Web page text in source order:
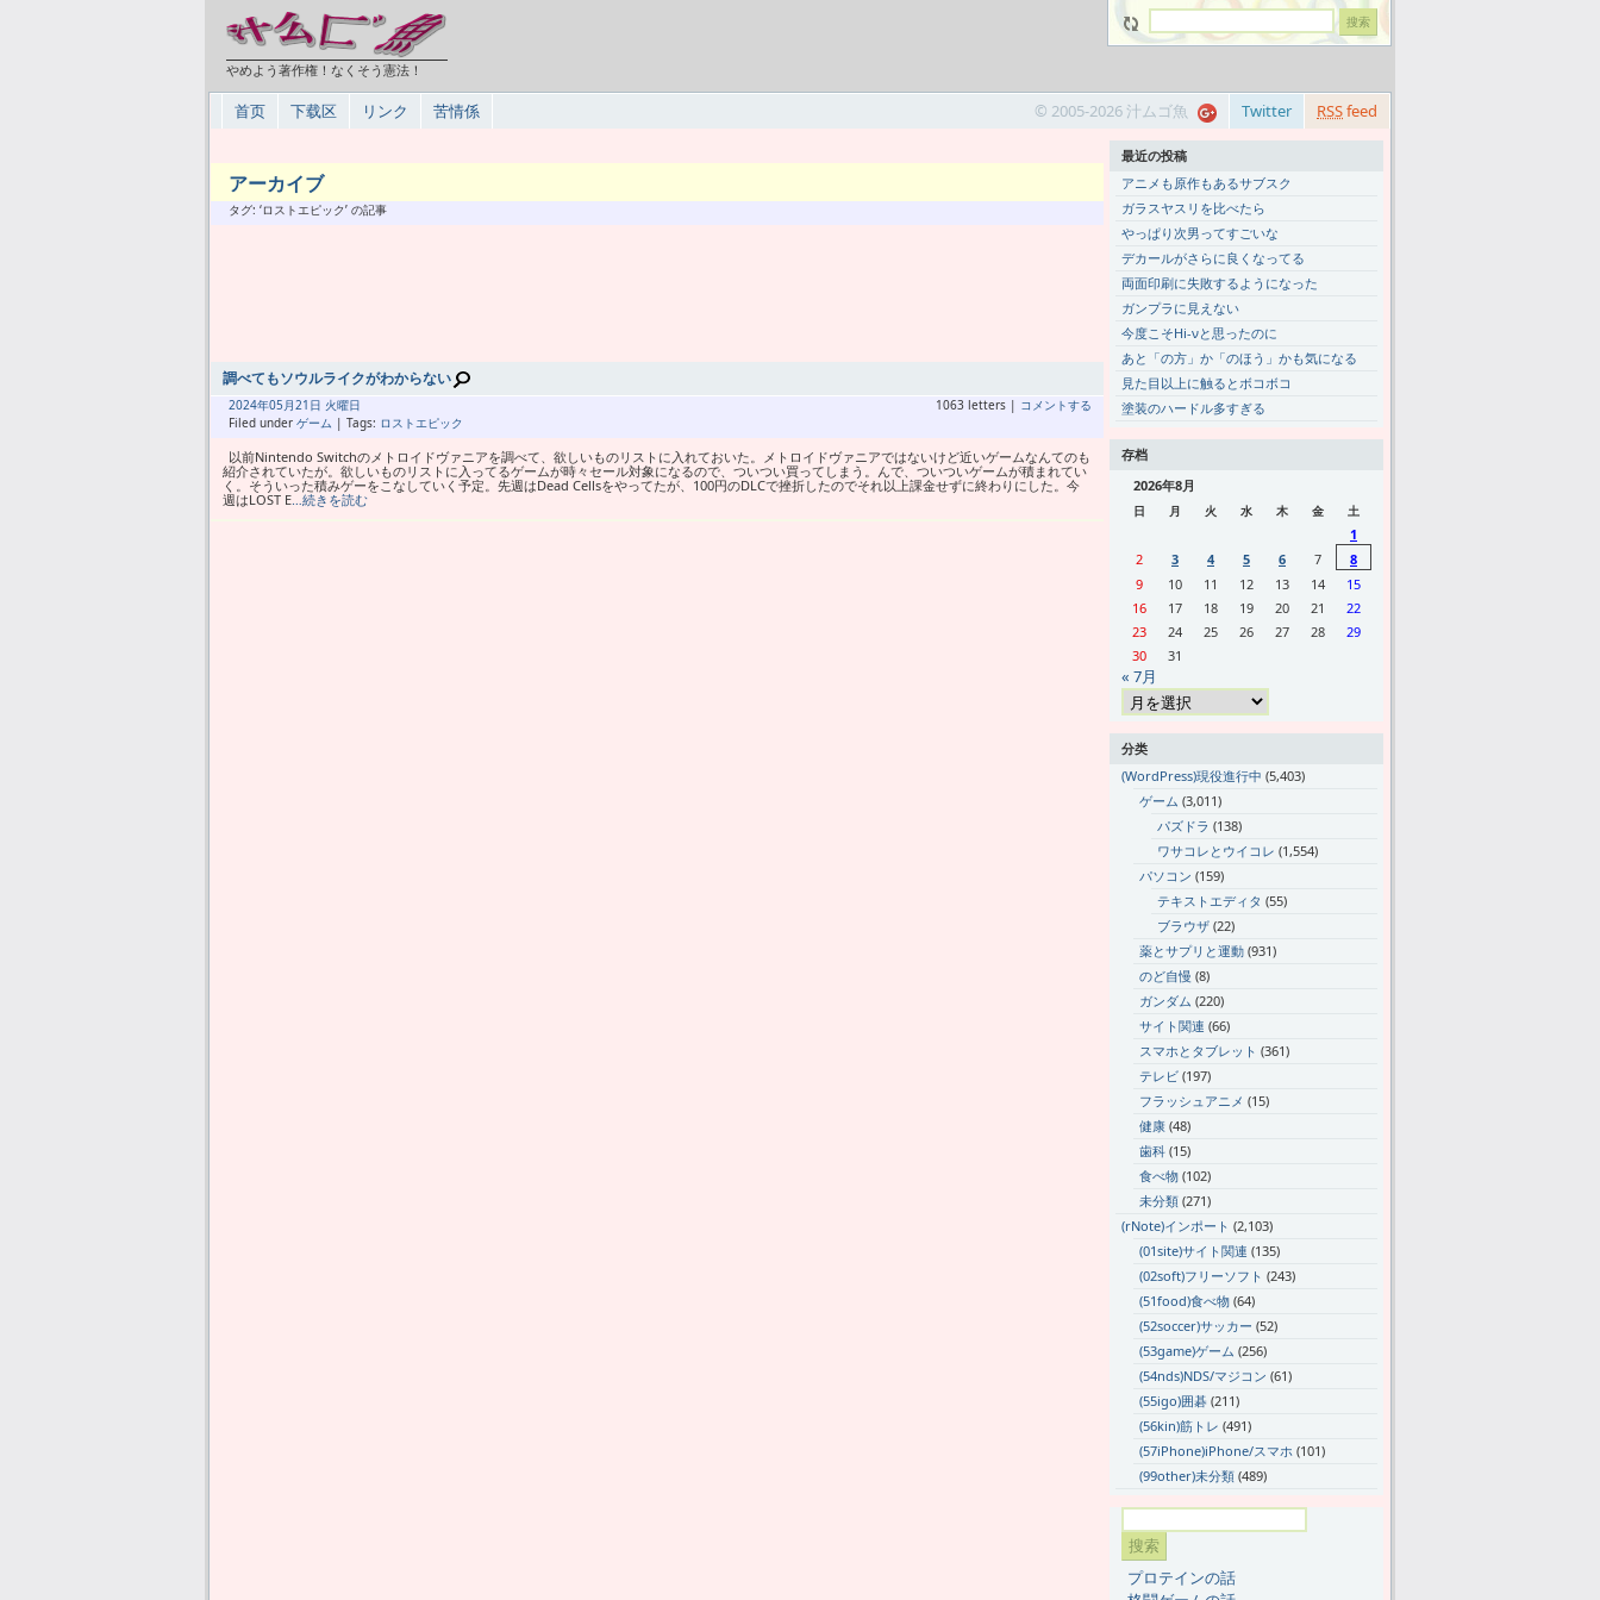
やめよう著作権！なくそう憲法！
首页 下载区 リンク 苦情係 RSSfeed
Twitter
© 2005-2026 汁ムゴ魚
アーカイブ
タグ: ‘ロストエピック’ の記事
調べてもソウルライクがわからない
2024年05月21日 火曜日
Filed under ゲーム | Tags: ロストエピック
1063 letters | コメントする
以前Nintendo Switchのメトロイドヴァニアを調べて、欲しいものリストに入れておいた。メトロイドヴァニアではないけど近いゲームなんてのも
紹介されていたが。欲しいものリストに入ってるゲームが時々セール対象になるので、ついつい買ってしまう。んで、ついついゲームが積まれてい
く。そういった積みゲーをこなしていく予定。先週はDead Cellsをやってたが、100円のDLCで挫折したのでそれ以上課金せずに終わりにした。今
週はLOST E…続きを読む
最近の投稿
アニメも原作もあるサブスク
ガラスヤスリを比べたら
やっぱり次男ってすごいな
デカールがさらに良くなってる
両面印刷に失敗するようになった
ガンプラに見えない
今度こそHi-νと思ったのに
あと「の方」か「のほう」かも気になる
見た目以上に触るとボコボコ
塗装のハードル多すぎる
存档
2026年8月
日 月 火 水 木 金 土
1
2
3 4 5 6 7
8
9
10 11 12 13 14
15
16
17 18 19 20 21
22
23
24 25 26 27 28
29
30
31
« 7月
分类
(WordPress)現役進行中 (5,403)
ゲーム (3,011)
パズドラ (138)
ワサコレとウイコレ (1,554)
パソコン (159)
テキストエディタ (55)
ブラウザ (22)
薬とサプリと運動 (931)
のど自慢 (8)
ガンダム (220)
サイト関連 (66)
スマホとタブレット (361)
テレビ (197)
フラッシュアニメ (15)
健康 (48)
歯科 (15)
食べ物 (102)
未分類 (271)
(rNote)インポート (2,103)
(01site)サイト関連 (135)
(02soft)フリーソフト (243)
(51food)食べ物 (64)
(52soccer)サッカー (52)
(53game)ゲーム (256)
(54nds)NDS/マジコン (61)
(55igo)囲碁 (211)
(56kin)筋トレ (491)
(57iPhone)iPhone/スマホ (101)
(99other)未分類 (489)
プロテインの話